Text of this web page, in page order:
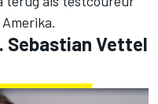
Sebastian Vettel